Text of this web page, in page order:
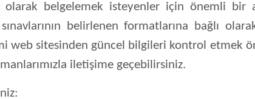
belgelemek isteyenler için önemli bir
belirlenen formatlarına bağlı
web sitesinden güncel bilgileri kontrol etmek
iletişime geçebilirsiniz.